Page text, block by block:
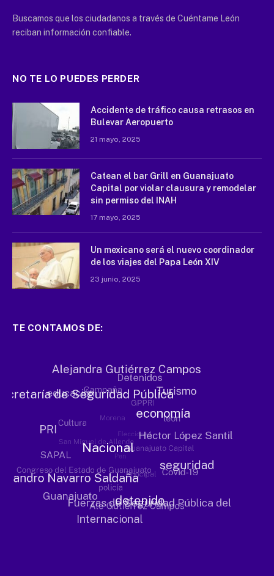
Buscamos que los ciudadanos a través de Cuéntame León
reciban información confiable.
NO TE LO PUEDES PERDER
Accidente de tráfico causa retrasos en
Bulevar Aeropuerto
21 mayo, 2025
Catean el bar Grill en Guanajuato
Capital por violar clausura y remodelar
sin permiso del INAH
17 mayo, 2025
Un mexicano será el nuevo coordinador
de los viajes del Papa León XIV
23 junio, 2025
TE CONTAMOS DE: